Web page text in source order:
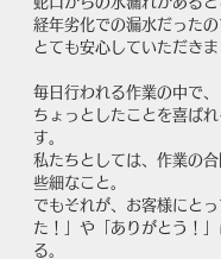
経年劣化での漏水だったの
とても安心していただきま
毎日行われる作業の中で、
ちょっとしたことを喜ば
す。
私たちとしては、作業の
些細なこと。
でもそれが、お客様にと
た！」や「ありがとう！
る。